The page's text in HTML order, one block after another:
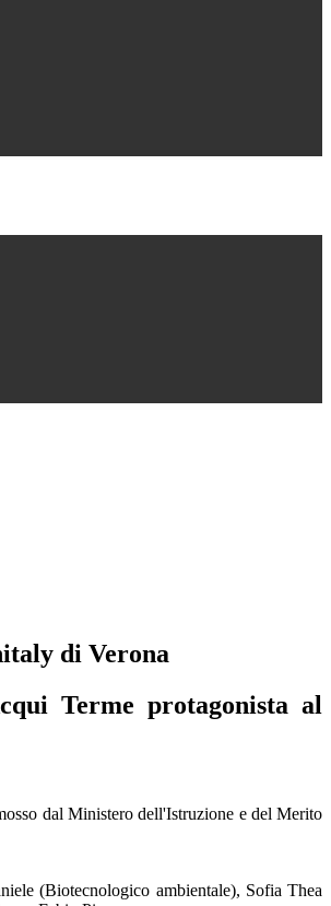
di Verona
Terme protagonista al
dalMinistero dell'Istruzione e del Merito
(Biotecnologico ambientale), Sofia Thea